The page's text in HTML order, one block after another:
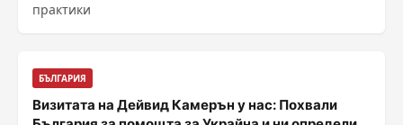
практики
БЪЛГАРИЯ
Визитата на Дейвид Камерън у нас: Похвали